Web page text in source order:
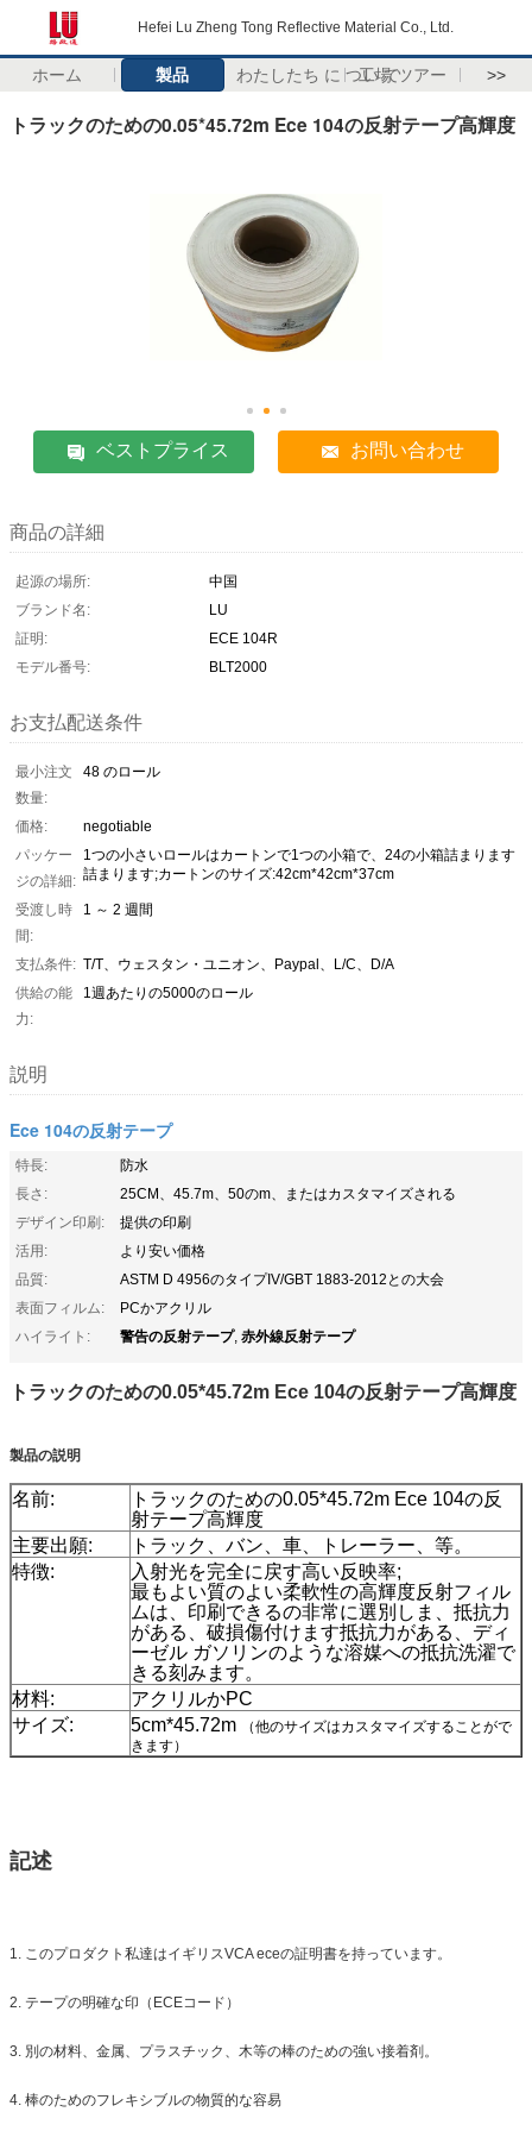
Hefei Lu Zheng Tong Reflective Material Co., Ltd.
ホーム 製品 わたしたち に つい て工場 ツアー >>
トラックのための0.05*45.72m Ece 104の反射テープ高輝度
ベストプライス お問い合わせ
商品の詳細
起源の場所:
中国
ブランド名:
LU
証明:
ECE 104R
モデル番号:
BLT2000
お支払配送条件
最小注文
数量:
48 のロール
価格:
negotiable
パッケー
ジの詳細:
1つの小さいロールはカートンで1つの小箱で、24の小箱詰まります
詰まります;カートンのサイズ:42cm*42cm*37cm
受渡し時
間:
1 ～ 2 週間
支払条件: T/T、ウェスタン・ユニオン、Paypal、L/C、D/A
供給の能
力:
1週あたりの5000のロール
説明
Ece 104の反射テープ
特長:
防水
長さ:
25CM、45.7m、50のm、またはカスタマイズされる
デザイン印刷:
提供の印刷
活用:
より安い価格
品質:
ASTM D 4956のタイプIV/GBT 1883-2012との大会
表面フィルム:
PCかアクリル
ハイライト:
警告の反射テープ, 赤外線反射テープ
トラックのための0.05*45.72m Ece 104の反射テープ高輝度
製品の説明
名前:
トラックのための0.05*45.72m Ece 104の反
射テープ高輝度
主要出願:
トラック、バン、車、トレーラー、等。
特徴:
入射光を完全に戻す高い反映率;
最もよい質のよい柔軟性の高輝度反射フィル
ムは、印刷できるの非常に選別しま、抵抗力
がある、破損傷付けます抵抗力がある、ディ
ーゼル ガソリンのような溶媒への抵抗洗濯で
きる刻みます。
材料:
アクリルかPC
サイズ:
5cm*45.72m
（他のサイズはカスタマイズすることがで
きます）
サンプル:
記述
1. このプロダクト私達はイギリスVCA eceの証明書を持っています。
2. テープの明確な印（ECEコード）
3. 別の材料、金属、プラスチック、木等の棒のための強い接着剤。
4. 棒のためのフレキシブルの物質的な容易